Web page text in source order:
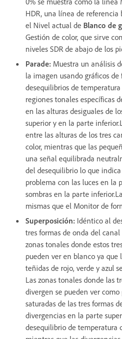
HDR, una línea de
el Nivel actual de Blanco de
Gestión de color, que sirve
niveles SDR de abajo de los
Parade: Muestra un análisis
la imagen usando gráficos de
desequilibrios de
regiones tonales específicas
en las alturas desiguales de
superior y en la parte
entre las alturas de los tres
color, mientras que las
una señal equilibrada
del desequilibrio lo que
problema con las luces en la
sombras en la parte
mismas que el Monitor de
Superposición: Idéntico al
tres formas de onda del canal
zonas tonales donde estos
pueden ver en blanco ya que
teñidas de rojo, verde y azul
Las zonas tonales donde las
divergen se pueden ver como
saturadas de las tres formas
divergencias en la parte
desequilibrio de temperatura